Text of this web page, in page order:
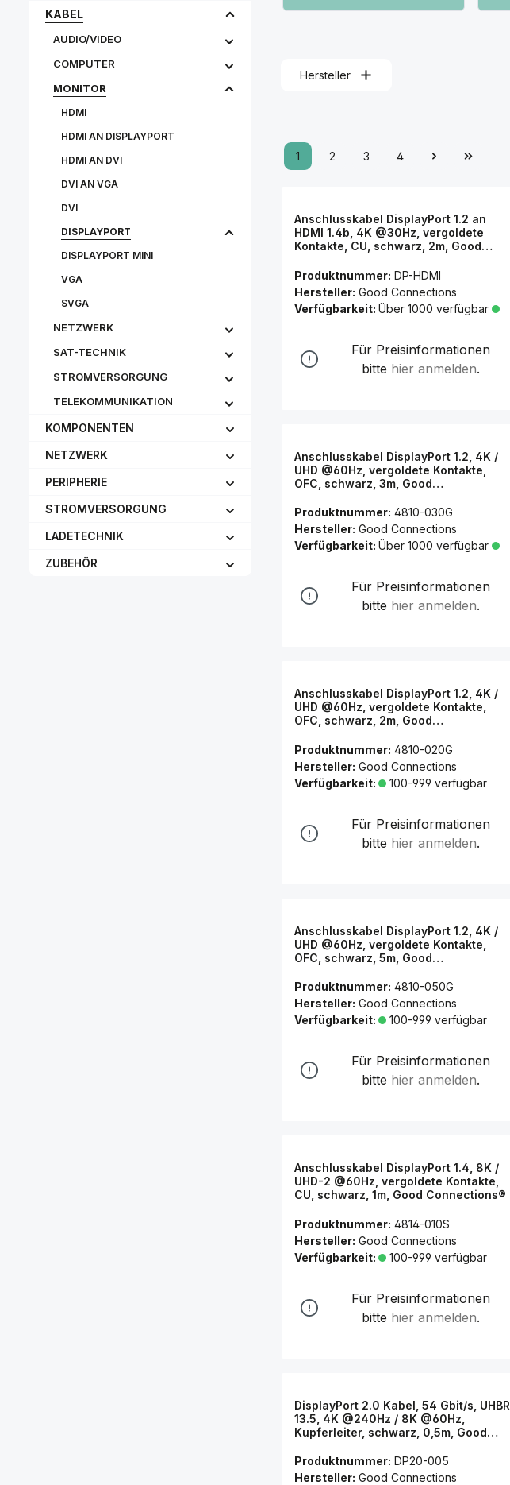
KABEL
AUDIO/VIDEO
COMPUTER
MONITOR
HDMI
HDMI AN DISPLAYPORT
HDMI AN DVI
DVI AN VGA
DVI
DISPLAYPORT
DISPLAYPORT MINI
VGA
SVGA
NETZWERK
SAT-TECHNIK
STROMVERSORGUNG
TELEKOMMUNIKATION
KOMPONENTEN
NETZWERK
PERIPHERIE
STROMVERSORGUNG
LADETECHNIK
ZUBEHÖR
Hersteller
1 2 3 4
Anschlusskabel DisplayPort 1.2 an
HDMI 1.4b, 4K @30Hz, vergoldete
Kontakte, CU, schwarz, 2m, Good
Produktnummer: DP-HDMI
Hersteller: Good Connections
Verfügbarkeit: Über 1000 verfügbar
Für Preisinformationen
bitte hier anmelden.
Anschlusskabel DisplayPort 1.2, 4K /
UHD @60Hz, vergoldete Kontakte,
OFC, schwarz, 3m, Good
Produktnummer: 4810-030G
Hersteller: Good Connections
Verfügbarkeit: Über 1000 verfügbar
Für Preisinformationen
bitte hier anmelden.
Anschlusskabel DisplayPort 1.2, 4K /
UHD @60Hz, vergoldete Kontakte,
OFC, schwarz, 2m, Good
Produktnummer: 4810-020G
Hersteller: Good Connections
Verfügbarkeit:
100-999 verfügbar
Für Preisinformationen
bitte hier anmelden.
Anschlusskabel DisplayPort 1.2, 4K /
UHD @60Hz, vergoldete Kontakte,
OFC, schwarz, 5m, Good
Produktnummer: 4810-050G
Hersteller: Good Connections
Verfügbarkeit:
100-999 verfügbar
Für Preisinformationen
bitte hier anmelden.
Anschlusskabel DisplayPort 1.4, 8K /
UHD-2 @60Hz, vergoldete Kontakte,
CU, schwarz, 1m, Good Connections®
Produktnummer: 4814-010S
Hersteller: Good Connections
Verfügbarkeit:
100-999 verfügbar
Für Preisinformationen
bitte hier anmelden.
DisplayPort 2.0 Kabel, 54 Gbit/s, UHBR
13.5, 4K @240Hz / 8K @60Hz,
Kupferleiter, schwarz, 0,5m, Good
Produktnummer: DP20-005
Hersteller: Good Connections